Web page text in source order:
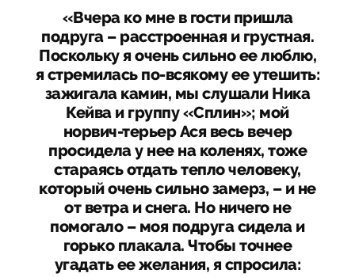
«Вчера ко мне в гости пришла
подруга – расстроенная и грустная.
Поскольку я очень сильно ее люблю,
я стремилась по-всякому ее утешить:
зажигала камин, мы слушали Ника
Кейва и группу «Сплин»; мой
норвич-терьер Ася весь вечер
просидела у нее на коленях, тоже
стараясь отдать тепло человеку,
который очень сильно замерз, – и не
от ветра и снега. Но ничего не
помогало – моя подруга сидела и
горько плакала. Чтобы точнее
угадать ее желания, я спросила: